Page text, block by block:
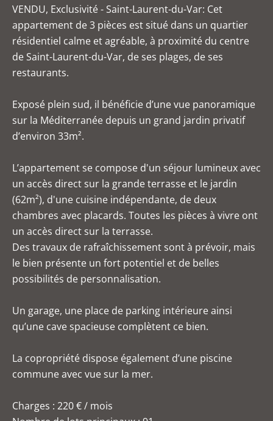
VENDU, Exclusivité - Saint-Laurent-du-Var: Cet
appartement de 3 pièces est situé dans un quartier
résidentiel calme et agréable, à proximité du centre
de Saint-Laurent-du-Var, de ses plages, de ses
restaurants.
Exposé plein sud, il bénéficie d’une vue panoramique
sur la Méditerranée depuis un grand jardin privatif
d’environ 33m².
L’appartement se compose d'un séjour lumineux avec
un accès direct sur la grande terrasse et le jardin
(62m²), d'une cuisine indépendante, de deux
chambres avec placards. Toutes les pièces à vivre ont
un accès direct sur la terrasse.
Des travaux de rafraîchissement sont à prévoir, mais
le bien présente un fort potentiel et de belles
possibilités de personnalisation.
Un garage, une place de parking intérieure ainsi
qu’une cave spacieuse complètent ce bien.
La copropriété dispose également d’une piscine
commune avec vue sur la mer.
Charges : 220 € / mois